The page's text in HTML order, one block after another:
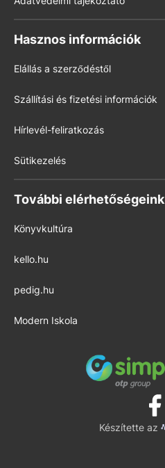
Hasznos információk
Elállás a szerződéstől
Szállítási és fizetési információk
Hírlevél-feliratkozás
Sütikezelés
További elérhetőségeink
Könyvkultúra
kello.hu
pedig.hu
Modern Iskola
Készítette az